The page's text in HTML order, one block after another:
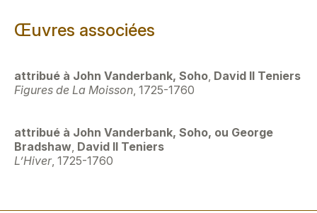
Œuvres associées
attribué à John Vanderbank, Soho, David II Teniers
Figures de La Moisson, 1725-1760
attribué à John Vanderbank, Soho, ou George
Bradshaw, David II Teniers
L’Hiver, 1725-1760